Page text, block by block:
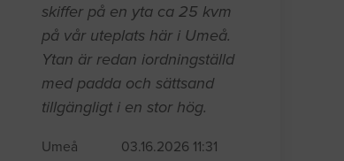
skiffer på en yta ca 25 kvm
på vår uteplats här i Umeå.
Ytan är redan iordningställd
med padda och sättsand
tillgängligt i en stor hög.
Umeå 03.16.2026 11:31